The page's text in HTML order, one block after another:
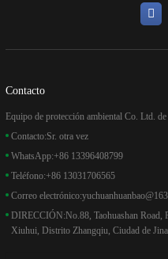
Contacto
Equipo de protección ambiental Co. Ltd.
Contacto:Sr. otra vez
WhatsApp:+86 13396408799
Teléfono:+86 13031706565
Correo electrónico:
DIRECCIÓN:No.88, Taohuashan Road,
Xiuhui, Distrito Zhangqiu, Ciudad de